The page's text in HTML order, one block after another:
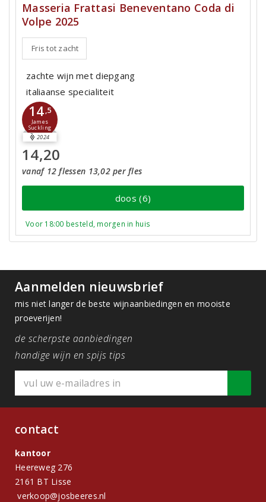
Masseria Frattasi Beneventano Coda di
Volpe 2025
Fris tot zacht
zachte wijn met diepgang
italiaanse specialiteit
14,5
James
Suckling
2024
14,20
vanaf 12 flessen 13,02 per fles
doos (6)
Voor 18:00 besteld, morgen in huis
Aanmelden nieuwsbrief
mis niet langer de beste wijnaanbiedingen en mooiste
proeverijen!
de scherpste aanbiedingen
handige wijn en spijs tips
contact
kantoor
Heereweg 276
2161 BT Lisse
verkoop@josbeeres.nl